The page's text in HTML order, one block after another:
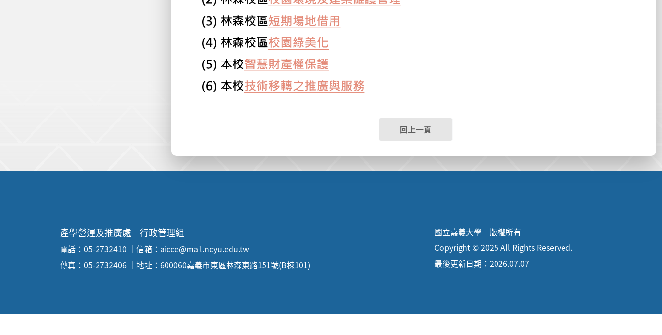
回上一頁
產學營運及推廣處 行政管理組
電話：05-2732410 ｜信箱：aicce@mail.ncyu.edu.tw
傳真：05-2732406 ｜地址：600060嘉義市東區林森東路151號(B棟101)
國立嘉義大學 版權所有
Copyright © 2025 All Rights Reserved.
最後更新日期：2026.07.07